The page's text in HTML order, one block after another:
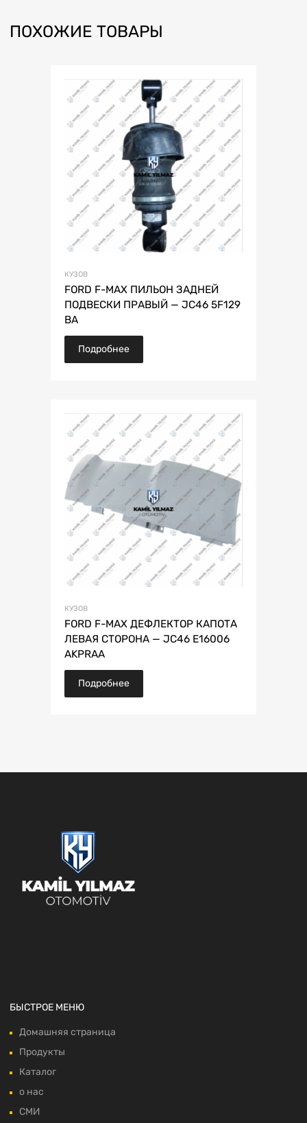
ПОХОЖИЕ ТОВАРЫ
КУЗОВ
FORD F-MAX ПИЛЬОН ЗАДНЕЙ
ПОДВЕСКИ ПРАВЫЙ — JC46 5F129
BA
Подробнее
КУЗОВ
FORD F-MAX ДЕФЛЕКТОР КАПОТА
ЛЕВАЯ СТОРОНА — JC46 E16006
AKPRAA
Подробнее
БЫСТРОЕ МЕНЮ
Домашняя страница
Продукты
Каталог
о нас
СМИ